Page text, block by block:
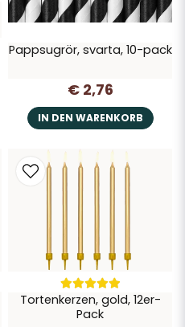
Pappsugrör, svarta, 10-pack
€ 2,76
IN DEN WARENKORB
Tortenkerzen, gold, 12er-
Pack